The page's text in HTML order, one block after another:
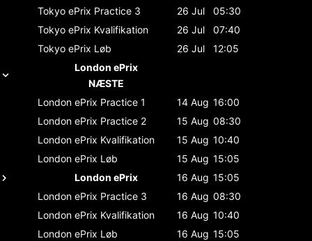
Tokyo ePrix Practice 3 26 Jul
05:30
Tokyo ePrix Kvalifikation 26 Jul
07:40
Tokyo ePrix Løb 26 Jul
12:05
London ePrix
NÆSTE
London ePrix Practice 1 14 Aug 16:00
London ePrix Practice 2 15 Aug 08:30
London ePrix Kvalifikation 15 Aug 10:40
London ePrix Løb 15 Aug 15:05
London ePrix
16 Aug 15:05
London ePrix Practice 3 16 Aug 08:30
London ePrix Kvalifikation 16 Aug 10:40
London ePrix Løb 16 Aug 15:05